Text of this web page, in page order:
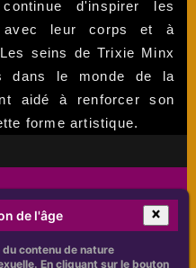
d'inspirer les
leur corps et à
seins de Trixie Minx
dans le monde de la
aidé à renforcer son
forme artistique.
de l'âge
contenu de nature
En cliquant sur le bouton